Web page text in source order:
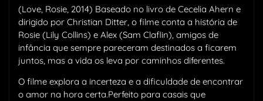
(Love, Rosie, 2014) Baseado no livro de Cecelia Ahern e
dirigido por Christian Ditter, o filme conta a história de
Rosie (Lily Collins) e Alex (Sam Claflin), amigos de
infância que sempre pareceram destinados a ficarem
juntos, mas a vida os leva por caminhos diferentes.
O filme explora a incerteza e a dificuldade de encontrar
o amor na hora certa.Perfeito para casais que